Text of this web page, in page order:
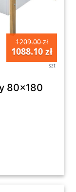
1209.00 zł
1088.10 zł
szt
80x180